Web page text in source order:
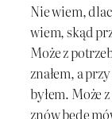
Nie wiem,
wiem, skąd
Może z
znałem, a
byłem. Może
znów będę